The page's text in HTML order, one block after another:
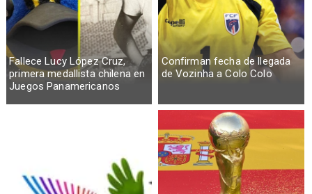
Fallece Lucy López Cruz,
primera medallista chilena en
Juegos Panamericanos
Confirman fecha de llegada
de Vozinha a Colo Colo